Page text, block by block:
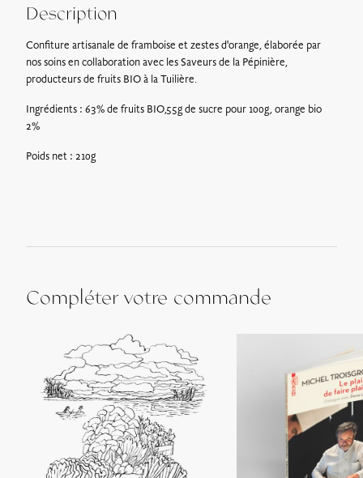
Les bons cadeaux peuvent être récupérés dès le lendemain à
l’adresse suivante :728 route de Villerest, 42155 Ouches
Décembre 2024 au 15 Janvier 2025
Description
Confiture artisanale de framboise et zestes d'orange, élaborée par
nos soins en collaboration avec les Saveurs de la Pépinière,
producteurs de fruits BIO à la Tuilière.
Ingrédients : 63% de fruits BIO,55g de sucre pour 100g, orange bio
2%
Poids net : 210g
Compléter votre commande